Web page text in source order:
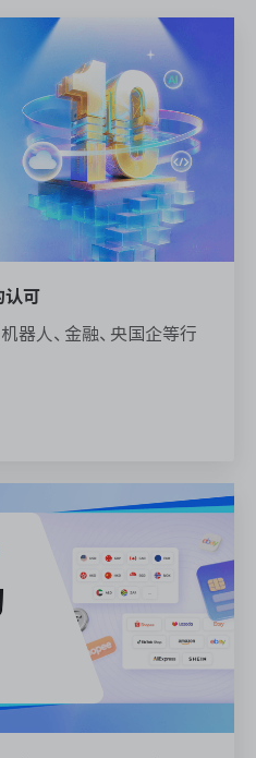
认可
器人、金融、央国企等行